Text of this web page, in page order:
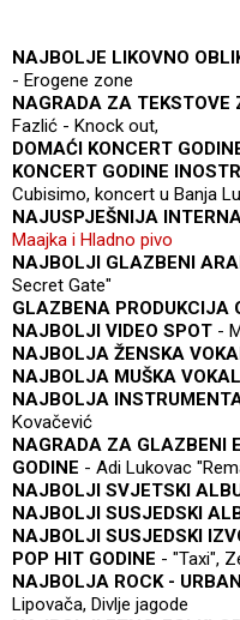
NAJBOLJE LIKOVNO
- Erogene zone
NAGRADA ZA TEKSTOVE
Fazlić - Knock out,
DOMAĆI KONCERT
KONCERT GODINE
Cubisimo, koncert u Banja
NAJUSPJEŠNIJA
Maajka i Hladno pivo
NAJBOLJI GLAZBENI
Secret Gate"
GLAZBENA PRODUKCIJA
NAJBOLJI VIDEO SPOT -
NAJBOLJA ŽENSKA
NAJBOLJA MUŠKA
NAJBOLJA
Kovačević
NAGRADA ZA GLAZBENI
GODINE - Adi Lukovac
NAJBOLJI SVJETSKI
NAJBOLJI SUSJEDSKI
NAJBOLJI SUSJEDSKI
POP HIT GODINE - "Taxi",
NAJBOLJA ROCK -
Lipovača, Divlje jagode